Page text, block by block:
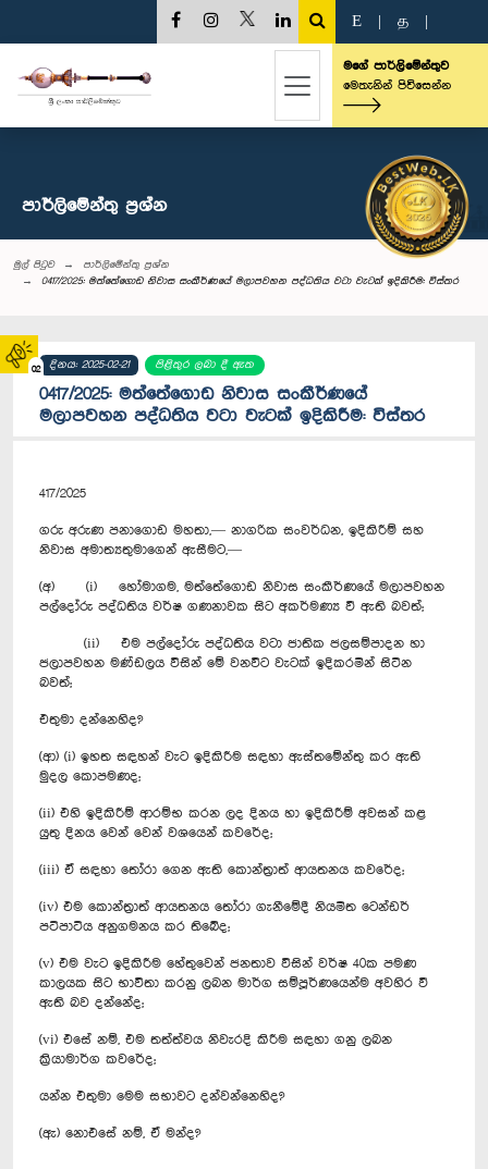
02
E த
මගේ පාර්ලිමේන්තුව
මෙතැනින් පිවිසෙන්න
පාර්ලි‌මේන්තු‌ ප්‍රශ්න
මුල් පිටුව
පාර්ලි‌මේන්තු‌ ප්‍රශ්න
0417/2025: මත්තේගොඩ නිවාස සංකීර්ණයේ මලාපවහන පද්ධතිය වටා වැටක් ඉදිකිරීම: විස්තර
දිනය: 2025-02-21 පිළිතුර ලබා දී ඇත
0417/2025: මත්තේගොඩ නිවාස සංකීර්ණයේ
මලාපවහන පද්ධතිය වටා වැටක් ඉදිකිරීම: විස්තර
417/2025
ගරු අරුණ පනාගොඩ මහතා,— නාගරික සංවර්ධන, ඉදිකිරීම් සහ
නිවාස අමාත්‍යතුමාගෙන් ඇසීමට,—
(අ) (i) හෝමාගම, මත්තේගොඩ නිවාස සංකීර්ණයේ මලාපවහන
පල්දෝරු පද්ධතිය වර්ෂ ගණනාවක සිට අකර්ම‍ණ්‍ය වී ඇති බවත්;
(ii) එම පල්දෝරු පද්ධතිය වටා ජාතික ජලසම්පාදන හා
ජලාපවහන මණ්ඩලය විසින් මේ වනවිට වැටක් ඉදිකරමින් සිටින
බවත්;
එතුමා දන්නෙහිද?
(ආ) (i) ඉහත සඳහන් වැට ඉදිකිරීම සඳහා ඇස්තමේන්තු කර ඇති
මුදල කොපමණද;
(ii) එහි ඉදිකිරීම් ආරම්භ කරන ලද දිනය හා ඉදිකිරීම් අවසන් කළ
යුතු දිනය වෙන් වෙන් වශයෙන් කවරේද;
(iii) ඒ සඳහා තෝරා ගෙන ඇති කොන්ත්‍රාත් ආයතනය කවරේද;
(iv) එම කොන්ත්‍රාත් ආයතනය තෝරා ගැනීමේදී නියමිත ටෙන්ඩර්
පටිපාටිය අනුගමනය කර තිබේද;
(v) එම වැට ඉදිකිරීම හේතුවෙන් ජනතාව විසින් වර්ෂ 40ක පමණ
කාලයක සිට භාවිතා කරනු ලබන මාර්ග සම්පූර්ණයෙන්ම අවහිර වී
ඇති බව දන්නේද;
(vi) එසේ නම්, එම තත්ත්වය නිවැරදි කිරීම සඳහා ගනු ලබන
ක්‍රියාමාර්ග කවරේද;
යන්න එතුමා මෙම සභාවට දන්වන්නෙහිද?
(ඇ) නොඑසේ නම්, ඒ මන්ද?